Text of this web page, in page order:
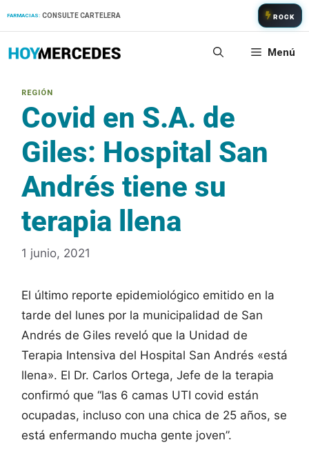
FARMACIAS: CONSULTE CARTELERA ROCK
Menú
Covid en S.A. de
Giles: Hospital San
Andrés tiene su
terapia llena
1 junio, 2021
El último reporte epidemiológico emitido en la
tarde del lunes por la municipalidad de San
Andrés de Giles reveló que la Unidad de
Terapia Intensiva del Hospital San Andrés «está
llena». El Dr. Carlos Ortega, Jefe de la terapia
confirmó que “las 6 camas UTI covid están
ocupadas, incluso con una chica de 25 años, se
está enfermando mucha gente joven”.